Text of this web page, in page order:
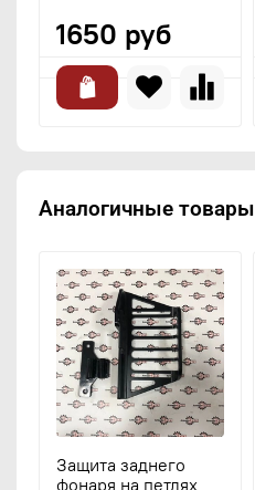
1650 руб
Аналогичные товары
Защита заднего
фонаря на петлях